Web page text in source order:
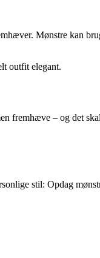
Mønstre kan
outfit elegant.
fremhæve – og det
stil: Opdag